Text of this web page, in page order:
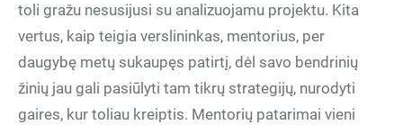
toli gražu nesusijusi su analizuojamu projektu. Kita
vertus, kaip teigia verslininkas, mentorius, per
daugybę metų sukaupęs patirtį, dėl savo bendrinių
žinių jau gali pasiūlyti tam tikrų strategijų, nurodyti
gaires, kur toliau kreiptis. Mentorių patarimai vieni